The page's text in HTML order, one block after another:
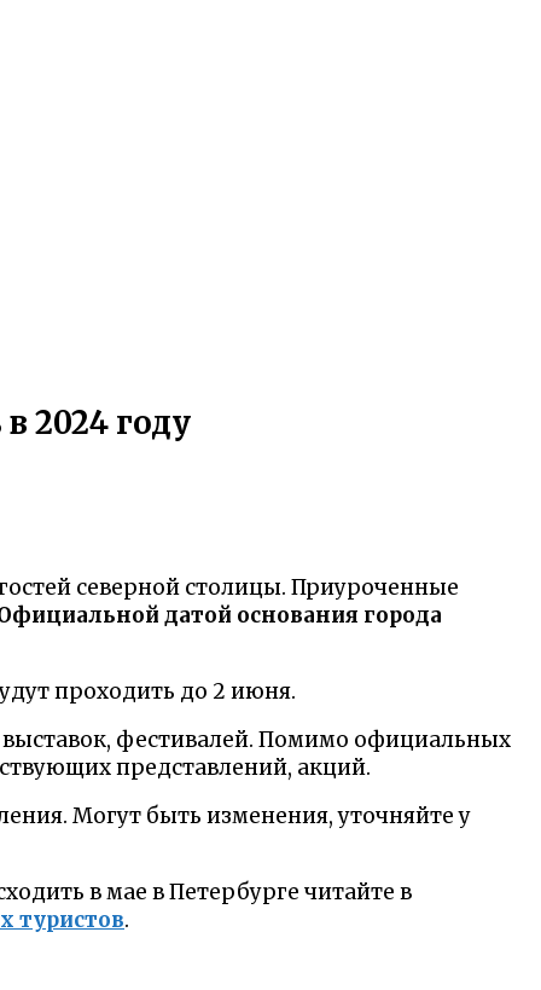
2024 году
северной столицы. Приуроченные
датой основания города
проходить до 2 июня.
фестивалей. Помимо официальных
представлений, акций.
Могут быть изменения, уточняйте у
в мае в Петербурге читайте в
туристов.